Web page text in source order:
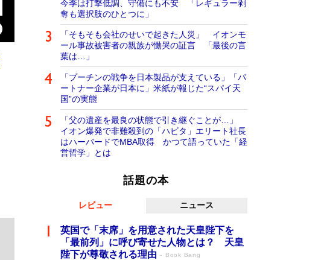
今季は打撃低調、守備にも不安 「レギュラー剥
奪も選択肢のひとつに」
「そもそも会社のせいで起きた人災」 イオンモ
ール事故被害者の親族が慟哭の証言 「最後の言
葉は…」
「プーチンの戦争を日本製品が支えている」「パ
ートナー企業が日本に」米紙が報じた“スパイ天
国”の実態
「父の遺産を最良の状態で引き継ぐことが…」
イオン爆発で非難殺到の「ハビタ」エリート社長
はハーバードでMBA取得 かつて語っていた「経
営哲学」とは
話題の本
レビュー ニュース
英国で「末席」を用意された天皇陛下を
「最前列」に呼び寄せた人物とは？ 天皇
陛下が尊敬される理由
Book Bang